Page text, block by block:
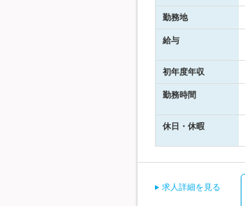
勤務地
給与
初年度年収
勤務時間
休日・休暇
求人詳細を見る